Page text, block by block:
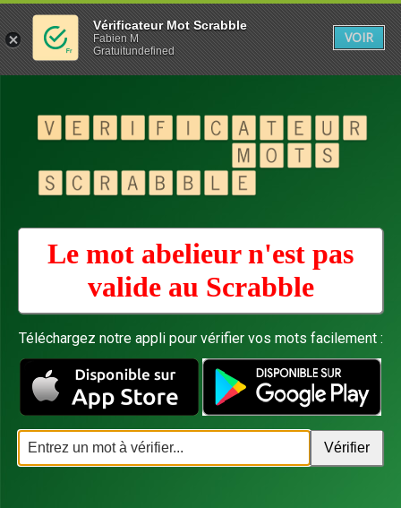
Le mot abelieur n'est pas
valide au Scrabble
Téléchargez notre appli pour vérifier vos mots facilement :
Vérificateur Mot Scrabble
Fabien M
Gratuitundefined
VOIR